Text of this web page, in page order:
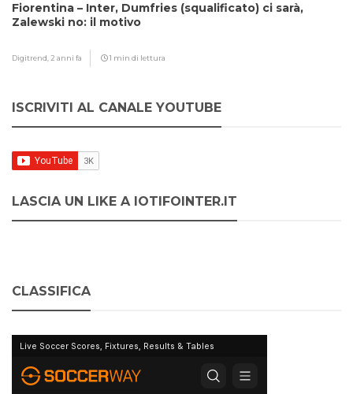
Fiorentina – Inter, Dumfries (squalificato) ci sarà,
Zalewski no: il motivo
Digitrend, 2 anni fa 1 min di lettura
ISCRIVITI AL CANALE YOUTUBE
LASCIA UN LIKE A IOTIFOINTER.IT
CLASSIFICA